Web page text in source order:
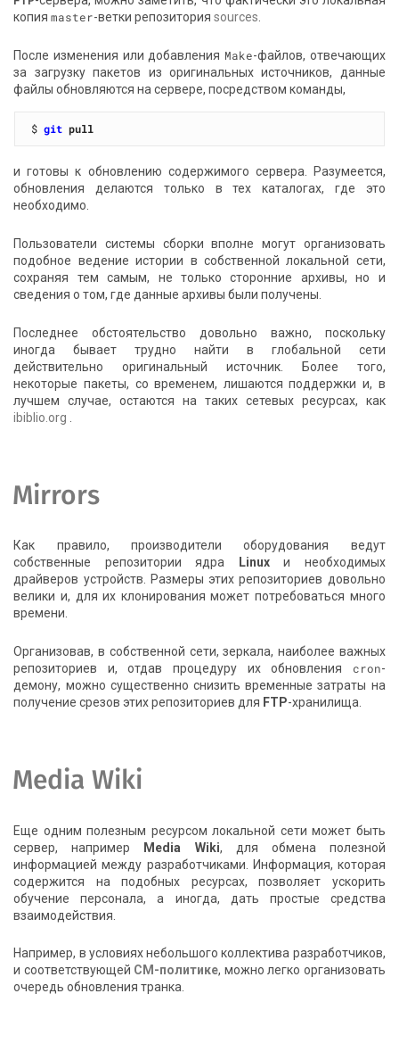
копияmaster-ветки репозиторияsources
После изменения или добавления Make-файлов, отвечающих
за загрузку пакетов из оригинальных источников, данные
файлы обновляются на сервере, посредством команды,
$ git pull
и готовы к обновлению содержимого сервера. Разумеется,
обновления делаются только в тех каталогах, где это
необходимо.
Пользователи системы сборки вполне могут организовать
подобное ведение истории в собственной локальной сети,
сохраняя тем самым, не только сторонние архивы, но и
сведения о том, где данные архивы были получены.
Последнее обстоятельство довольно важно, поскольку
иногда бывает трудно найти в глобальной сети
действительно оригинальный источник. Более того,
некоторые пакеты, со временем, лишаются поддержки и, в
лучшем случае, остаются на таких сетевых ресурсах, как
ibiblio.org
Mirrors
Как правило, производители оборудования ведут
собственные репозитории ядра
Linuxи необходимых
драйверов устройств. Размеры этих репозиториев довольно
велики и, для их клонирования может потребоваться много
времени.
Организовав, в собственной сети, зеркала, наиболее важных
репозиториев и, отдав процедуру их обновления cron-
демону, можно существенно снизить временные затраты на
получение срезов этих репозиториев для FTP-хранилища.
Media Wiki
Еще одним полезным ресурсом локальной сети может быть
сервер, например Media Wiki, для обмена полезной
информацией между разработчиками. Информация, которая
содержится на подобных ресурсах, позволяет ускорить
обучение персонала, а иногда, дать простые средства
взаимодействия.
Например, в условиях небольшого коллектива разработчиков,
и соответствующей CM-политике, можно легко организовать
очередь обновления транка.